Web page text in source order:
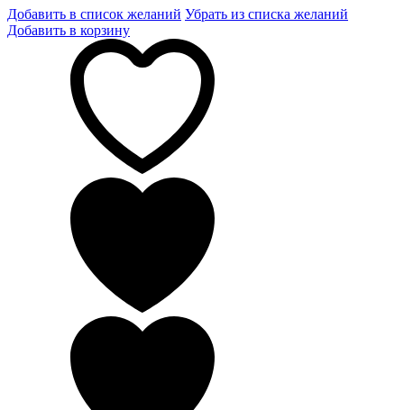
Добавить в список желаний Убрать из списка желаний
Добавить в корзину